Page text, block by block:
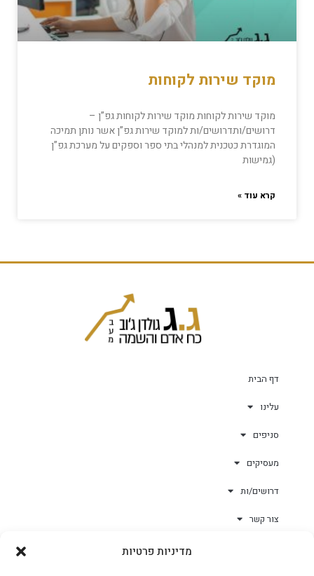
מדיניות פרטיות
מוקד שירות לקוחות
מוקד שירות לקוחות מוקד שירות לקוחות גפ”ן –
דרושים/ותדרושים/ות למוקד שירות גפ”ן אשר נותן תמיכה
המוגדרת כטכנית למנהלי בתי ספר וספקים על מערכת גפ”ן
(גמישות
קרא עוד »
דף הבית
עלינו
סניפים
מעסיקים
דרושים/ות
צור קשר